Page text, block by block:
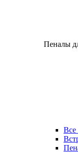
Пеналы
Все